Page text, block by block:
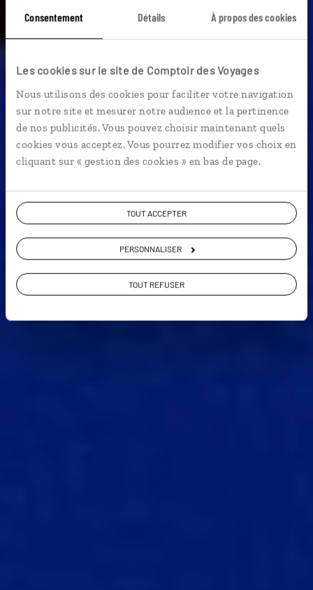
Consentement Détails À propos des cookies
Les cookies sur le site de Comptoir des Voyages
Nous utilisons des cookies pour faciliter votre navigation
sur notre site et mesurer notre audience et la pertinence
de nos publicités. Vous pouvez choisir maintenant quels
cookies vous acceptez. Vous pourrez modifier vos choix en
cliquant sur « gestion des cookies » en bas de page.
TOUT ACCEPTER
PERSONNALISER
TOUT REFUSER
Blues Express
Itinéraire en train de Chicago à La Nouvelle-Orléans,
en passant par Memphis.
Unis
VOIR LA GALERIE PHOTOS